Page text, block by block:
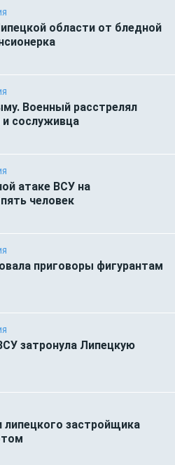
области от бледной
Военный расстрелял
сослуживца
атаке ВСУ на
человек
приговоры фигурантам
затронула Липецкую
липецкого застройщика